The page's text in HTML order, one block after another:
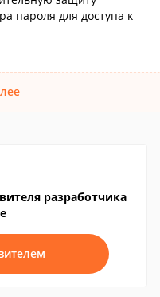
пароля для доступа к
разработчика